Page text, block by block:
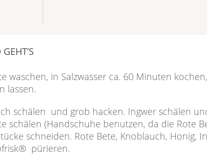
waschen, in Salzwasser ca. 60 Minuten
lassen.
schälen und grob hacken. Ingwer schälen
schälen (Handschuhe benutzen, da die Rote
schneiden. Rote Bete, Knoblauch, Honig,
pürieren.